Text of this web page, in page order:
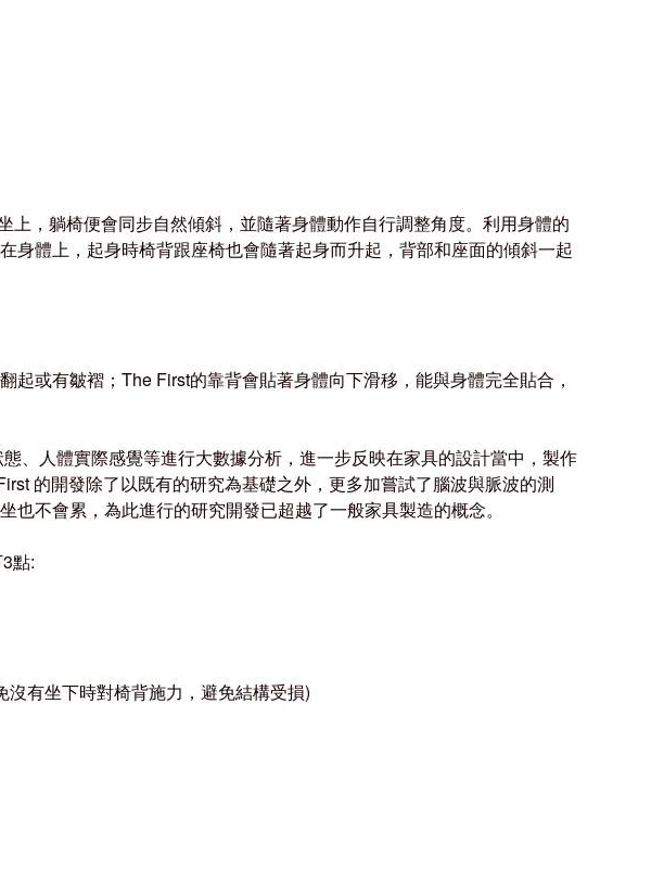
上，躺椅便會同步自然傾斜，並隨著身體動作自行調整角度。利用身體的
身體上，起身時椅背跟座椅也會隨著起身而升起，背部和座面的傾斜一起
起或有皺褶； The First的靠背會貼著身體向下滑移，能與身體完全貼合，
、人體實際感覺等進行大數據分析，進一步反映在家具的設計當中，製作
的開發除了以既有的研究為基礎之外，更多加嘗試了腦波與脈波的測
不會累，為此進行的研究開發已超越了一般家具製造的概念。
點:
有坐下時對椅背施力，避免結構受損)